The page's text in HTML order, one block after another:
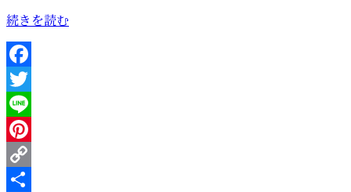
“ミ
ニ
シ
ョ
ル
ダ
ー
改、
ウ
ェ
続きを読む
Facebook
Twitter
Line
Pinterest
Copy